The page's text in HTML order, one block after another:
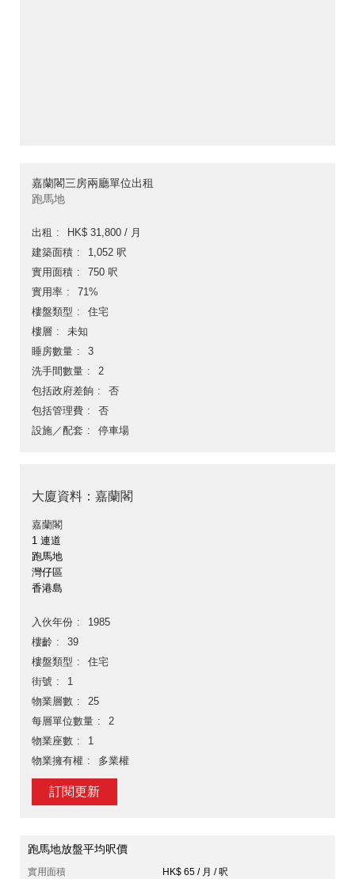
嘉蘭閣三房兩廳單位出租
跑馬地
出租
HK$ 31,800 / 月
建築面積
1,052 呎
實用面積
750 呎
實用率
71%
樓盤類型
住宅
樓層
未知
睡房數量
3
洗手間數量
2
包括政府差餉
否
包括管理費
否
設施／配套
停車場
大廈資料：嘉蘭閣
嘉蘭閣
1 連道
跑馬地
灣仔區
香港島
入伙年份
1985
樓齡
39
樓盤類型
住宅
街號
1
物業層數
25
每層單位數量
2
物業座數
1
物業擁有權
多業權
訂閱更新
跑馬地放盤平均呎價
實用面積
HK$ 65 / 月 / 呎